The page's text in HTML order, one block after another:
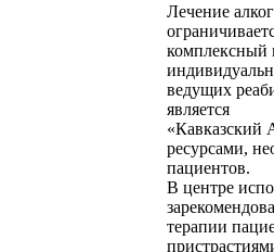
Лечение
комплексный
ведущих
является
«Кавказский
ресурсами,
пациентов.
В центре
терапии